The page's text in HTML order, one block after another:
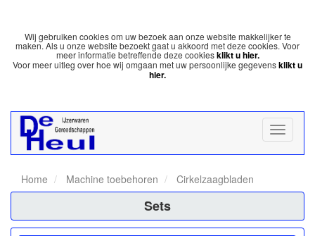
Wij gebruiken cookies om uw bezoek aan onze website makkelijker te
maken. Als u onze website bezoekt gaat u akkoord met deze cookies. Voor
meer informatie betreffende deze cookiesklikt u hier.
Voor meer uitleg over hoe wij omgaan met uw persoonlijke gegevensklikt u
hier.
Home Machine toebehoren Cirkelzaagbladen
Sets